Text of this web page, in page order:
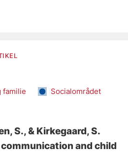
familie Socialområdet
S., & Kirkegaard, S.
and child